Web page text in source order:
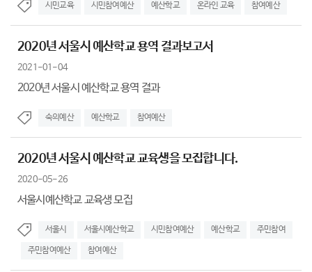
시민교육 시민참여예산 예산학교 온라인 교육 참여예산
2020년 서울시 예산학교 용역 결과보고서
2021-01-04
2020년 서울시 예산학교 용역 결과
숙의예산 예산학교 참여예산
2020년 서울시 예산학교 교육생을 모집합니다.
2020-05-26
서울시예산학교 교육생 모집
서울시 서울시예산학교 시민참여예산 예산학교 주민참여
주민참여예산 참여예산